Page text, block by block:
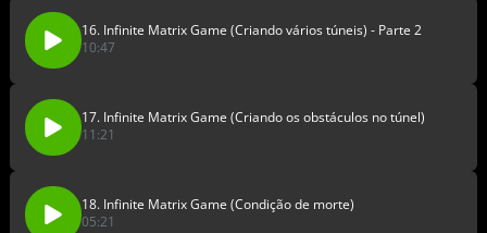
16. Infinite Matrix Game (Criando vários túneis) - Parte 2
10:47
17. Infinite Matrix Game (Criando os obstáculos no túnel)
11:21
18. Infinite Matrix Game (Condição de morte)
05:21